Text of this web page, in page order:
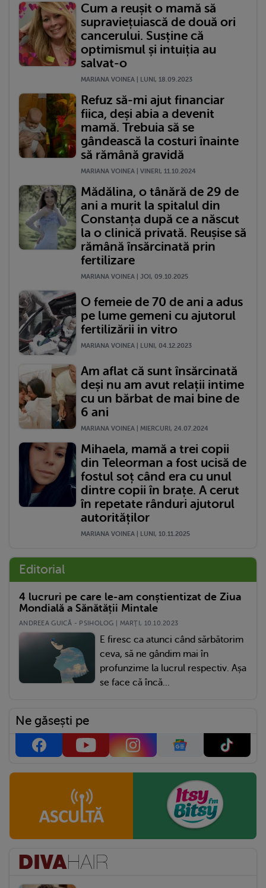
Cum a reușit o mamă să
supraviețuiască de două ori
cancerului. Susține că
optimismul și intuiția au
salvat-o
MARIANA VOINEA | LUNI, 18.09.2023
Refuz să-mi ajut financiar
fiica, deși abia a devenit
mamă. Trebuia să se
gândească la costuri înainte
să rămână gravidă
MARIANA VOINEA | VINERI, 11.10.2024
Mădălina, o tânără de 29 de
ani a murit la spitalul din
Constanța după ce a născut
la o clinică privată. Reușise să
rămână însărcinată prin
fertilizare
MARIANA VOINEA | JOI, 09.10.2025
O femeie de 70 de ani a adus
pe lume gemeni cu ajutorul
fertilizării in vitro
MARIANA VOINEA | LUNI, 04.12.2023
Am aflat că sunt însărcinată
deși nu am avut relații intime
cu un bărbat de mai bine de
6 ani
MARIANA VOINEA | MIERCURI, 24.07.2024
Mihaela, mamă a trei copii
din Teleorman a fost ucisă de
fostul soț când era cu unul
dintre copii în brațe. A cerut
în repetate rânduri ajutorul
autorităților
MARIANA VOINEA | LUNI, 10.11.2025
Editorial
4 lucruri pe care le-am conștientizat de Ziua
Mondială a Sănătății Mintale
ANDREEA GUICĂ - PSIHOLOG | MARŢI, 10.10.2023
E firesc ca atunci când sărbătorim
ceva, să ne gândim mai în
profunzime la lucrul respectiv. Așa
se face că încă...
Ne găsești pe